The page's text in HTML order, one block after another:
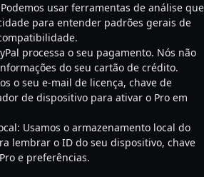
usar ferramentas de análise que
para entender padrões gerais de
processa o seu pagamento. Nós não
do seu cartão de crédito.
o seu e-mail de licença, chave de
de dispositivo para ativar o Pro em
Usamos o armazenamento local do
lembrar o ID do seu dispositivo, chave
e preferências.